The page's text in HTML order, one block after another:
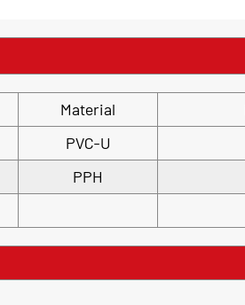
Material
PVC-U
PPH